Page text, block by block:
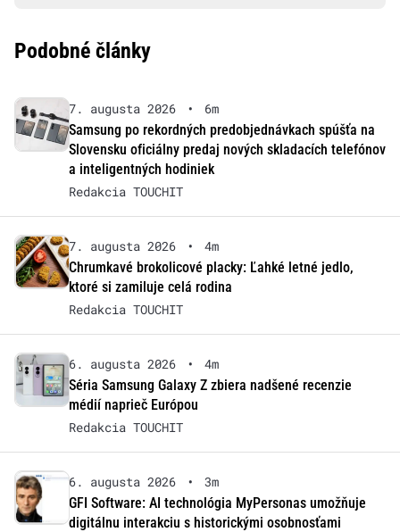
Podobné články
7. augusta 2026 •
6m
Samsung po rekordných predobjednávkach spúšťa na
Slovensku oficiálny predaj nových skladacích telefónov
a inteligentných hodiniek
Redakcia TOUCHIT
7. augusta 2026 •
4m
Chrumkavé brokolicové placky: Ľahké letné jedlo,
ktoré si zamiluje celá rodina
Redakcia TOUCHIT
6. augusta 2026 •
4m
Séria Samsung Galaxy Z zbiera nadšené recenzie
médií naprieč Európou
Redakcia TOUCHIT
6. augusta 2026 •
3m
GFI Software: AI technológia MyPersonas umožňuje
digitálnu interakciu s historickými osobnosťami